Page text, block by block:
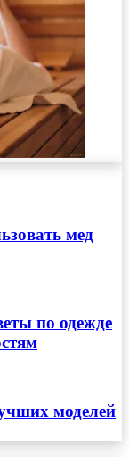
мед
по одежде
моделей